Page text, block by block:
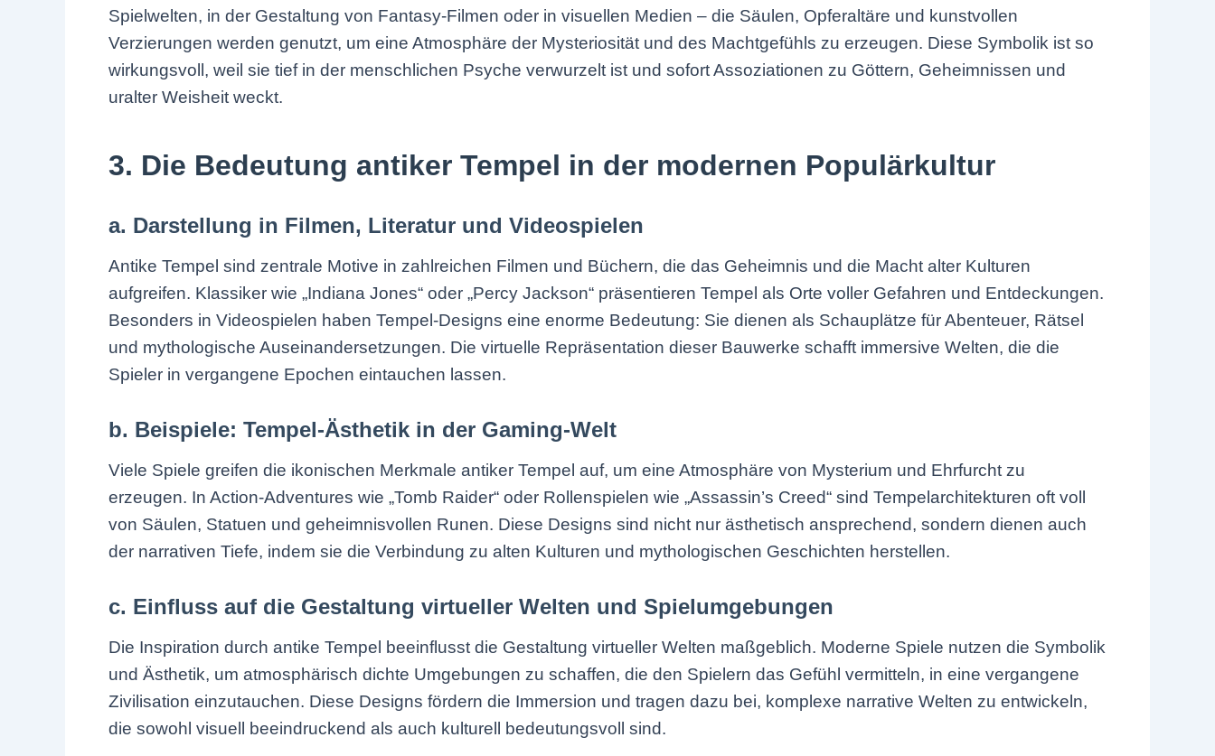
Spielwelten, in der Gestaltung von Fantasy-Filmen oder in visuellen Medien – die Säulen, Opferaltäre und kunstvollen
Verzierungen werden genutzt, um eine Atmosphäre der Mysteriosität und des Machtgefühls zu erzeugen. Diese Symbolik ist so
wirkungsvoll, weil sie tief in der menschlichen Psyche verwurzelt ist und sofort Assoziationen zu Göttern, Geheimnissen und
uralter Weisheit weckt.
3. Die Bedeutung antiker Tempel in der modernen Populärkultur
a. Darstellung in Filmen, Literatur und Videospielen
Antike Tempel sind zentrale Motive in zahlreichen Filmen und Büchern, die das Geheimnis und die Macht alter Kulturen
aufgreifen. Klassiker wie „Indiana Jones“ oder „Percy Jackson“ präsentieren Tempel als Orte voller Gefahren und Entdeckungen.
Besonders in Videospielen haben Tempel-Designs eine enorme Bedeutung: Sie dienen als Schauplätze für Abenteuer, Rätsel
und mythologische Auseinandersetzungen. Die virtuelle Repräsentation dieser Bauwerke schafft immersive Welten, die die
Spieler in vergangene Epochen eintauchen lassen.
b. Beispiele: Tempel-Ästhetik in der Gaming-Welt
Viele Spiele greifen die ikonischen Merkmale antiker Tempel auf, um eine Atmosphäre von Mysterium und Ehrfurcht zu
erzeugen. In Action-Adventures wie „Tomb Raider“ oder Rollenspielen wie „Assassin’s Creed“ sind Tempelarchitekturen oft voll
von Säulen, Statuen und geheimnisvollen Runen. Diese Designs sind nicht nur ästhetisch ansprechend, sondern dienen auch
der narrativen Tiefe, indem sie die Verbindung zu alten Kulturen und mythologischen Geschichten herstellen.
c. Einfluss auf die Gestaltung virtueller Welten und Spielumgebungen
Die Inspiration durch antike Tempel beeinflusst die Gestaltung virtueller Welten maßgeblich. Moderne Spiele nutzen die Symbolik
und Ästhetik, um atmosphärisch dichte Umgebungen zu schaffen, die den Spielern das Gefühl vermitteln, in eine vergangene
Zivilisation einzutauchen. Diese Designs fördern die Immersion und tragen dazu bei, komplexe narrative Welten zu entwickeln,
die sowohl visuell beeindruckend als auch kulturell bedeutungsvoll sind.